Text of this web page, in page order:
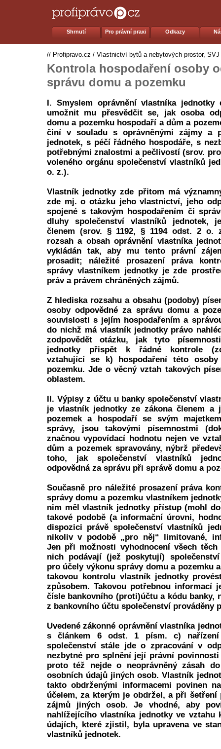
Shrnutí Pro právní praxi Odkazy
// Profipravo.cz / Vlastnictví bytů a nebytových prostor, SVJ
Kontrola hospodaření osoby
správu domu a pozemku
I. Smyslem oprávnění vlastníka
umožnit mu přesvědčit se, jak osoba
domu a pozemku hospodaří a dům a
činí v souladu s oprávněnými zájmy a
jednotek, s péčí řádného hospodáře, s
potřebnými znalostmi a pečlivostí (srov.
voleného orgánu společenství vlastníků
o. z.).
Vlastník jednotky zde přitom má
zde mj. o otázku jeho vlastnictví, jeho
spojené s takovým hospodařením či
dluhy společenství vlastníků jednotek,
členem (srov. § 1192, § 1194 odst. 2 o.
rozsah a obsah oprávnění vlastníka
vykládán tak, aby mu tento právní
prosadit; náležité prosazení práva
správy vlastníkem jednotky je zde
práv a právem chráněných zájmů.
Z hlediska rozsahu a obsahu (podoby)
osoby odpovědné za správu domu a
souvislosti s jejím hospodařením a
do nichž má vlastník jednotky právo
zodpovědět otázku, jak tyto
jednotky přispět k řádné kontrole
vztahující se k) hospodaření této
pozemku. Jde o věcný vztah takových
oblastem.
II. Výpisy z účtu u banky společenství
je vlastník jednotky ze zákona členem a
pozemek a hospodaří se svým
správy, jsou takovými písemnostmi
značnou vypovídací hodnotu nejen ve
dům a pozemek spravovány, nýbrž
toho, jak společenství vlastníků
odpovědná za správu při správě domu a
Současně pro náležité prosazení práva
správy domu a pozemku vlastníkem
nim měl vlastník jednotky přístup (mohl
takové podobě (a informační úrovni,
dispozici právě společenství vlastníků
nikoliv v podobě „pro něj“ limitované,
Jen při možnosti vyhodnocení všech
nich podávají (jež poskytují)
pro účely výkonu správy domu a pozemku
takovou kontrolu vlastník jednotky
způsobem. Takovou potřebnou informací
čísle bankovního (proti)účtu a kódu banky,
z bankovního účtu společenství prováděny
Uvedené zákonné oprávnění vlastníka
s článkem 6 odst. 1 písm. c) nařízení
společenství stále jde o zpracování v
nezbytné pro splnění její právní
proto též nejde o neoprávněný zásah
osobních údajů jiných osob. Vlastník
takto obdrženými informacemi povinen
účelem, za kterým je obdržel, a při šetření
zájmů jiných osob. Je vhodné, aby
nahlížejícího vlastníka jednotky ve vztahu
údajích, které zjistil, byla upravena ve
vlastníků jednotek.